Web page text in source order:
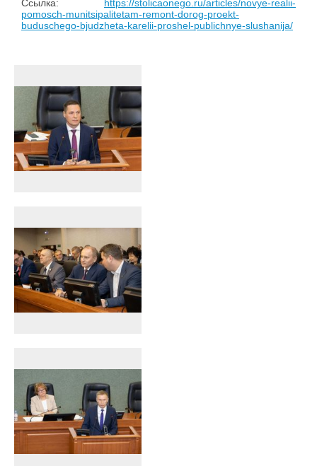
Ссылка: https://stolicaonego.ru/articles/novye-realii-
pomosch-munitsipalitetam-remont-dorog-proekt-
buduschego-bjudzheta-karelii-proshel-publichnye-slushanija/